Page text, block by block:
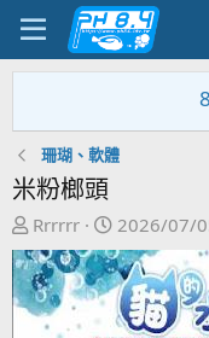
8/4
珊瑚、軟體
米粉榔頭
主
題
發
起
人
Rrrrrr
開
始
日
期
2026/07/